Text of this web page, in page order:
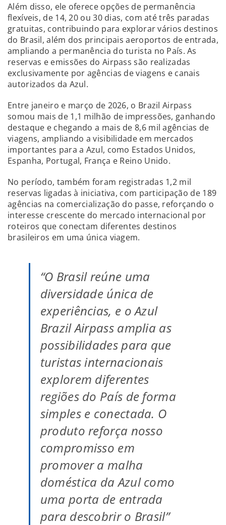
Além disso, ele oferece opções de permanência
flexíveis, de 14, 20 ou 30 dias, com até três paradas
gratuitas, contribuindo para explorar vários destinos
do Brasil, além dos principais aeroportos de entrada,
ampliando a permanência do turista no País. As
reservas e emissões do Airpass são realizadas
exclusivamente por agências de viagens e canais
autorizados da Azul.
Entre janeiro e março de 2026, o Brazil Airpass
somou mais de 1,1 milhão de impressões, ganhando
destaque e chegando a mais de 8,6 mil agências de
viagens, ampliando a visibilidade em mercados
importantes para a Azul, como Estados Unidos,
Espanha, Portugal, França e Reino Unido.
No período, também foram registradas 1,2 mil
reservas ligadas à iniciativa, com participação de 189
agências na comercialização do passe, reforçando o
interesse crescente do mercado internacional por
roteiros que conectam diferentes destinos
brasileiros em uma única viagem.
“O Brasil reúne uma
diversidade única de
experiências, e o Azul
Brazil Airpass amplia as
possibilidades para que
turistas internacionais
explorem diferentes
regiões do País de forma
simples e conectada. O
produto reforça nosso
compromisso em
promover a malha
doméstica da Azul como
uma porta de entrada
para descobrir o Brasil”